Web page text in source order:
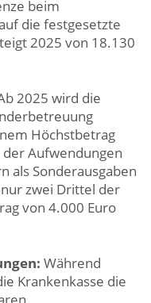
beim
die festgesetzte
2025 von 18.130
2025 wird die
Höchstbetrag
Aufwendungen
als Sonderausgaben
zwei Drittel der
von 4.000 Euro
Während
Krankenkasse die